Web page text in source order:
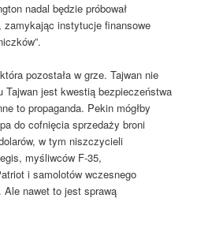
nadal będzie próbował
zamykając instytucje finansowe
pozostała w grze. Tajwan nie
Tajwan jest kwestią bezpieczeństwa
to propaganda. Pekin mógłby
do cofnięcia sprzedaży broni
w tym niszczycieli
myśliwców F-35,
i samolotów wczesnego
Ale nawet to jest sprawą